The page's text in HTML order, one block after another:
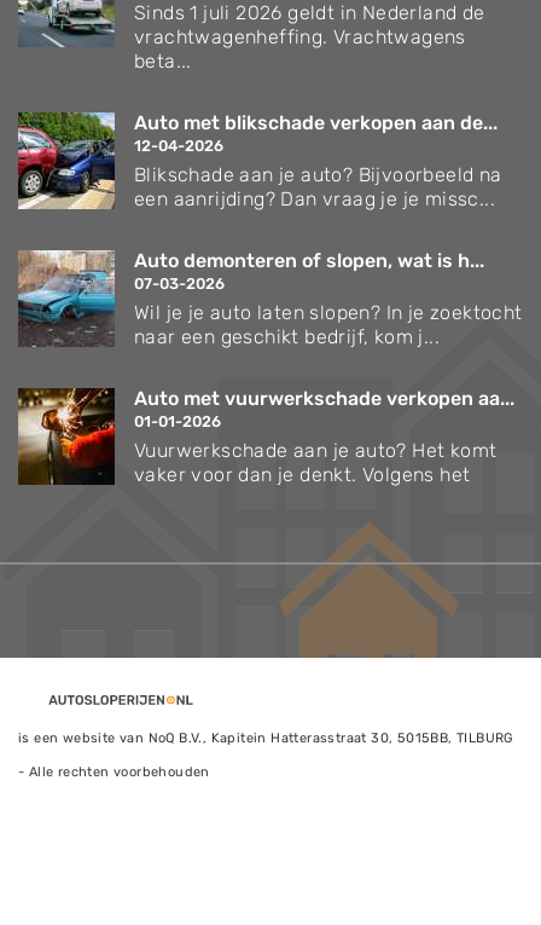
Sinds 1 juli 2026 geldt in Nederland de
vrachtwagenheffing. Vrachtwagens
beta...
Auto met blikschade verkopen aan de...
12-04-2026
Blikschade aan je auto? Bijvoorbeeld na
een aanrijding? Dan vraag je je missc...
Auto demonteren of slopen, wat is h...
07-03-2026
Wil je je auto laten slopen? In je zoektocht
naar een geschikt bedrijf, kom j...
Auto met vuurwerkschade verkopen aa...
01-01-2026
Vuurwerkschade aan je auto? Het komt
vaker voor dan je denkt. Volgens het
is een website van NoQ B.V., Kapitein Hatterasstraat 30, 5015BB, TILBURG
- Alle rechten voorbehouden